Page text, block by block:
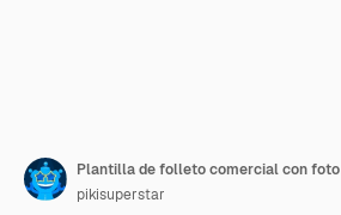
Plantilla de folleto comercial con foto
pikisuperstar